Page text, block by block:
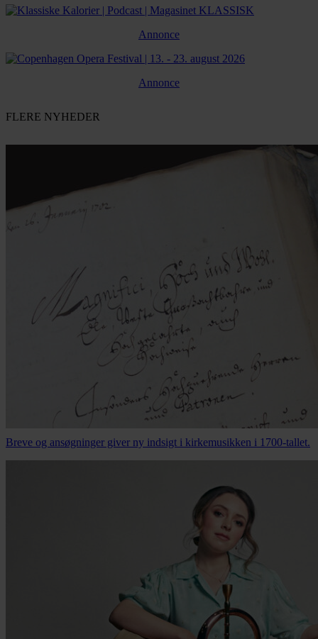
Annonce
Annonce
FLERE NYHEDER
Nye Bach-fund kaster lys over Leipzig
Breve og ansøgninger giver ny indsigt i kirkemusikken i 1700-tallet.